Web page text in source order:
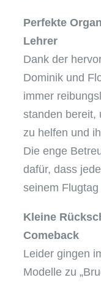
Perfekte
Lehrer
Dank der
Dominik und
immer
standen bereit,
zu helfen und
Die enge
dafür, dass
seinem
Kleine
Comeback
Leider gingen
Modelle zu